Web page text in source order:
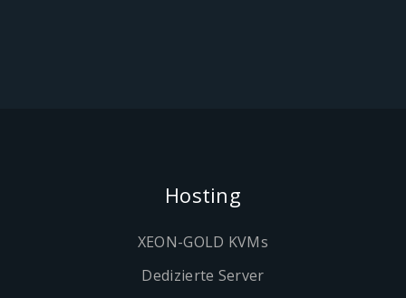
Hosting
XEON-GOLD KVMs
Dedizierte Server